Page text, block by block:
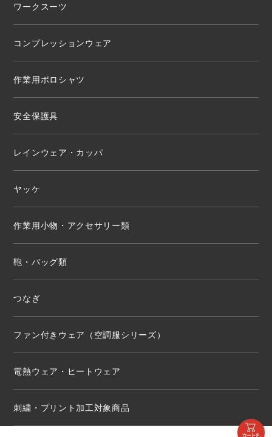
ワークスーツ
コンプレッションウェア
作業用ポロシャツ
安全保護具
レインウェア・カッパ
ヤッケ
作業用小物・アクセサリー類
鞄・バッグ類
つなぎ
ファン付きウェア（空調服シリーズ）
電熱ウェア・ヒートウェア
刺繍・プリント加工対象商品